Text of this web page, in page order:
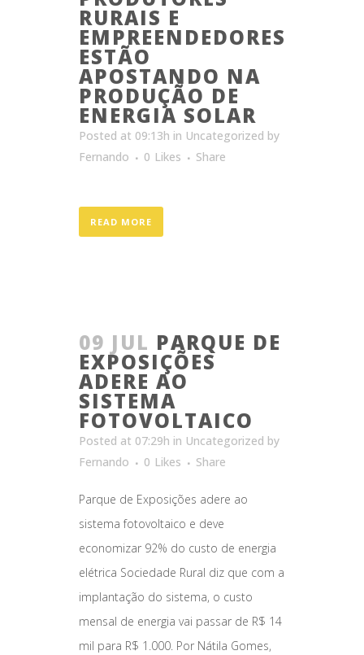
RURAIS E
EMPREENDEDORES
ESTÃO
APOSTANDO NA
PRODUÇÃO DE
ENERGIA SOLAR
Posted at 09:13h in Uncategorized by
Fernando
0 Likes Share
READ MORE
09 JUL PARQUE DE
EXPOSIÇÕES
ADERE AO
SISTEMA
FOTOVOLTAICO
Posted at 07:29h in Uncategorized by
Fernando
0 Likes Share
Parque de Exposições adere ao
sistema fotovoltaico e deve
economizar 92% do custo de energia
elétrica Sociedade Rural diz que com a
implantação do sistema, o custo
mensal de energia vai passar de R$ 14
mil para R$ 1.000. Por Nátila Gomes,